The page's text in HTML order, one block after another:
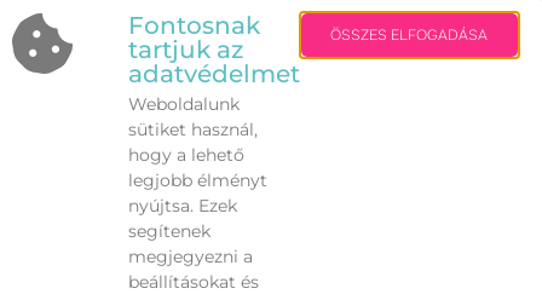
legszebb parkjaiban és sétányain, ahol tapasztalt
edzők segítik a kezdőket és a haladókat is.
A kezdeményezés az önkormányzat
támogatásával valósul meg, amely hosszú évek óta
elkötelezett a közösségi sportolás és az
egészséges életmód népszerűsítése mellett.
Székesfehérvár célja, hogy minden korosztály
könnyen elérhesse a mozgás örömét –
ingyenesen, barátságos környezetben.
Fontosnak
tartjuk az
adatvédelmet
Weboldalunk
sütiket használ,
hogy a lehető
legjobb élményt
nyújtsa. Ezek
segítenek
megjegyezni a
beállításokat és
ÖSSZES ELFOGADÁSA